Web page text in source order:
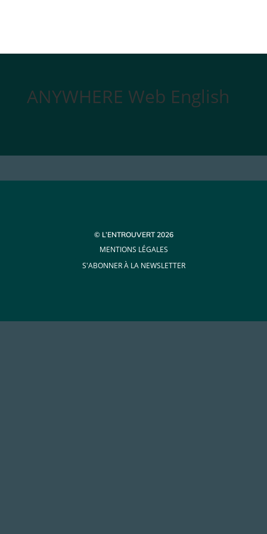
ANYWHERE Web English
© L’ENTROUVERT 2026
MENTIONS LÉGALES
S'ABONNER À LA NEWSLETTER